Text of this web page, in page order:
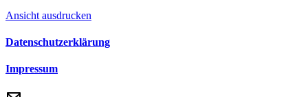
Ansicht ausdrucken
Datenschutzerklärung
Impressum